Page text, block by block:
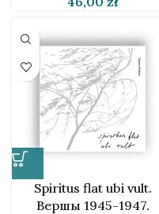
Spiritus flat ubi vult.
Вершы 1945-1947.